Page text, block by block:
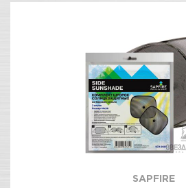
SAPFIRE